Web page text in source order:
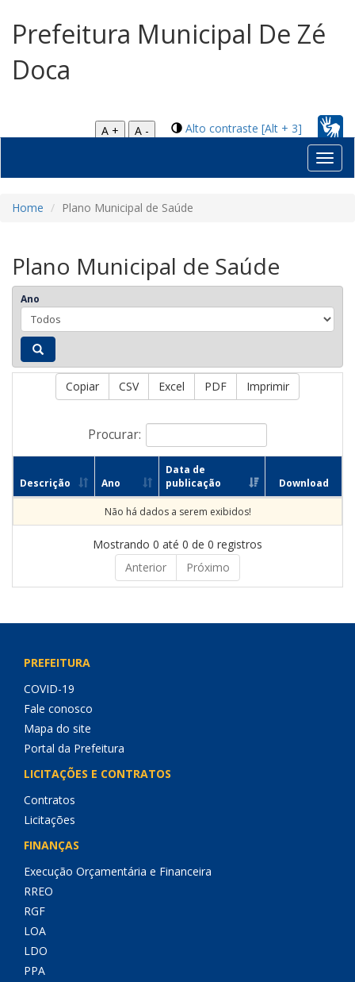
Prefeitura Municipal De Zé
Doca
Alto contraste [Alt + 3]
A +
A -
Home Plano Municipal de Saúde
Plano Municipal de Saúde
Ano
Copiar CSV Excel PDF Imprimir
Procurar:
Descrição Ano
Data de
publicação
Download
Não há dados a serem exibidos!
Mostrando 0 até 0 de 0 registros
Anterior
Próximo
PREFEITURA
COVID-19
Fale conosco
Mapa do site
Portal da Prefeitura
LICITAÇÕES E CONTRATOS
Contratos
Licitações
FINANÇAS
Execução Orçamentária e Financeira
RREO
RGF
LOA
LDO
PPA